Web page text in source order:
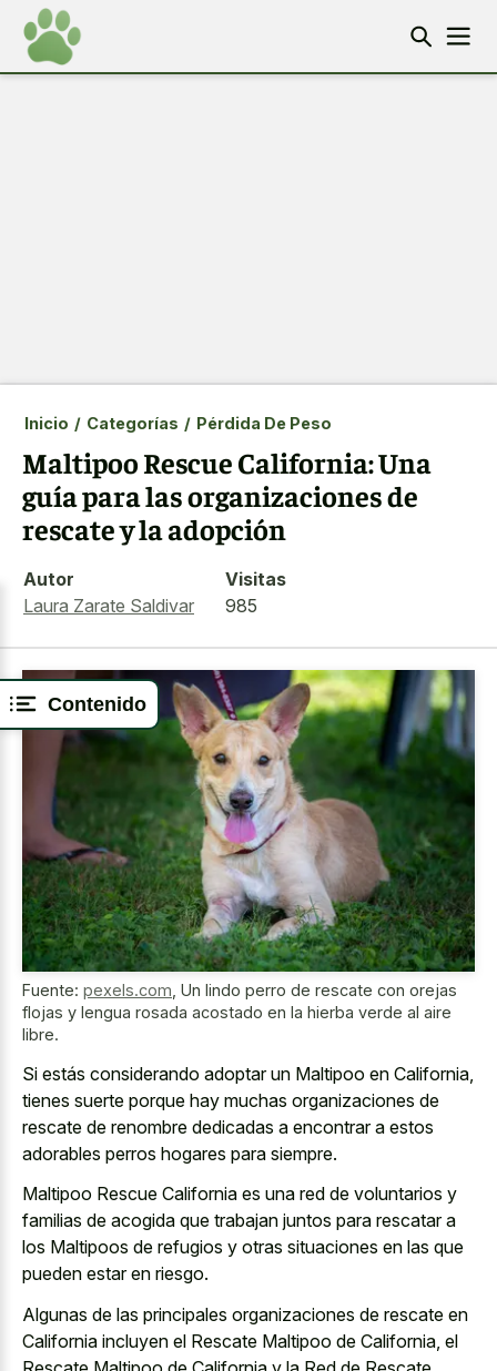
Contenido
Inicio / Categorías / Pérdida De Peso
Maltipoo Rescue California: Una
guía para las organizaciones de
rescate y la adopción
Autor
Laura Zarate Saldivar
Visitas
985
Fuente: pexels.com Un lindo perro de rescate con orejas
flojas y lengua rosada acostado en la hierba verde al aire
libre.
Si estás considerando adoptar un Maltipoo en California,
tienes suerte porque hay muchas organizaciones de
rescate de renombre dedicadas a encontrar a estos
adorables perros hogares para siempre.
Maltipoo Rescue California es una red de voluntarios y
familias de acogida que trabajan juntos para rescatar a
los Maltipoos de refugios y otras situaciones en las que
pueden estar en riesgo.
Algunas de las principales organizaciones de rescate en
California incluyen el Rescate Maltipoo de California, el